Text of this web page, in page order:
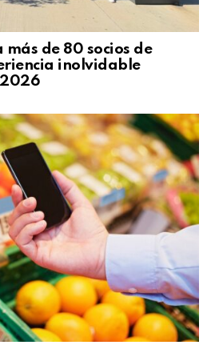
más de 80 socios de
inolvidable